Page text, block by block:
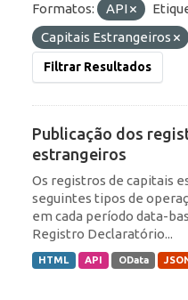
Formatos: API
Capitais Estrangeiros
Filtrar Resultados
Publicação dos
estrangeiros
Os registros de capitais
seguintes tipos de
em cada período data-
Registro Declaratório...
HTML API OData JSON